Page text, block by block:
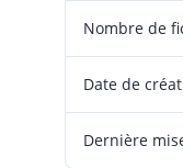
Nombre de
Date de
Dernière